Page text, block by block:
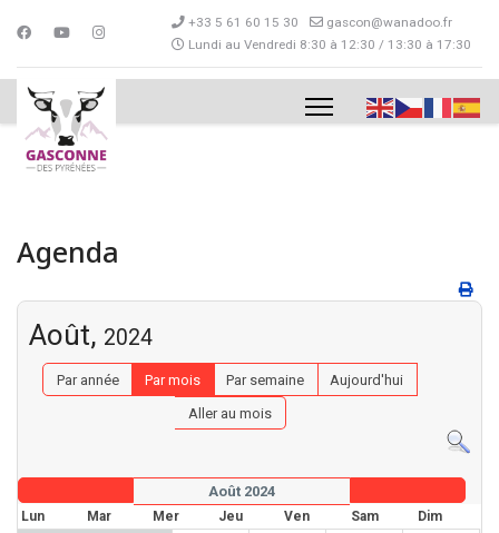
+33 5 61 60 15 30
gascon@wanadoo.fr
Lundi au Vendredi 8:30 à 12:30 / 13:30 à 17:30
Agenda
Août, 2024
Par année Par mois Par semaine
Aujourd'hui
Aller au mois
Août 2024
Lun Mar Mer Jeu Ven Sam
Dim